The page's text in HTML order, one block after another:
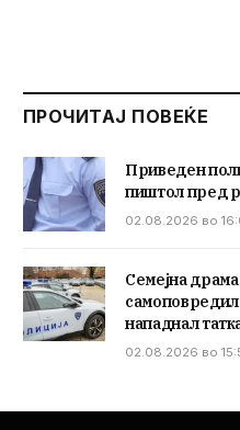
ПРОЧИТАЈ ПОВЕЌЕ
Приведен
пиштол пред
02.08.2026 во
Семејна
самоповредил
нападнал
02.08.2026 во